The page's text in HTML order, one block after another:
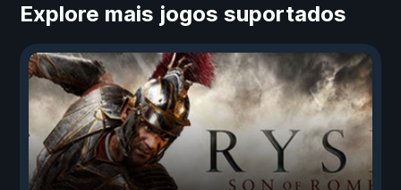
Explore mais jogos suportados